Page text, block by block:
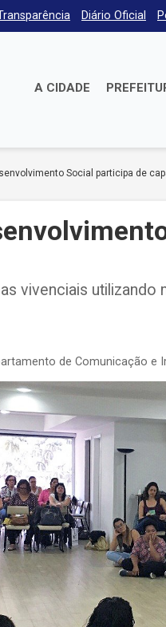
Diário Oficial
A CIDADE
Social participa de
vivenciais
de Comunicação e